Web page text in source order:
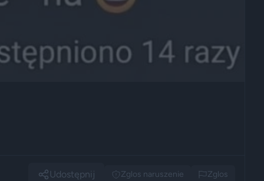
Udostępnij Zglos naruszenie Zglos